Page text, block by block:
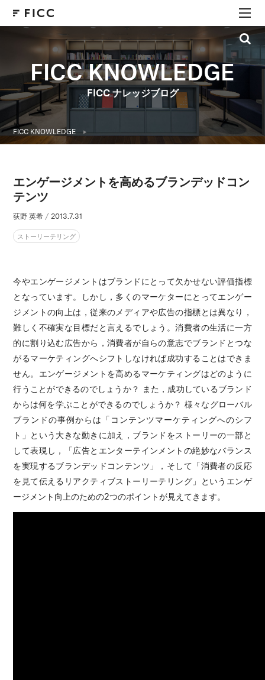
FICC KNOWLEDGE
FICC ナレッジブログ
FICC KNOWLEDGE
エンゲージメントを高めるブランデッドコン
テンツ
荻野 英希 / 2013.7.31
ストーリーテリング
今やエンゲージメントはブランドにとって欠かせない評価指標
となっています。しかし，多くのマーケターにとってエンゲー
ジメントの向上は，従来のメディアや広告の指標とは異なり，
難しく不確実な目標だと言えるでしょう。消費者の生活に一方
的に割り込む広告から，消費者が自らの意志でブランドとつな
がるマーケティングへシフトしなければ成功することはできま
せん。エンゲージメントを高めるマーケティングはどのように
行うことができるのでしょうか？ また，成功しているブランド
からは何を学ぶことができるのでしょうか？ 様々なグローバル
ブランドの事例からは「コンテンツマーケティングへのシフ
ト」という大きな動きに加え，ブランドをストーリーの一部と
して表現し，「広告とエンターテインメントの絶妙なバランス
を実現するブランデッドコンテンツ」，そして「消費者の反応
を見て伝えるリアクティブストーリーテリング」というエンゲ
ージメント向上のための2つのポイントが見えてきます。